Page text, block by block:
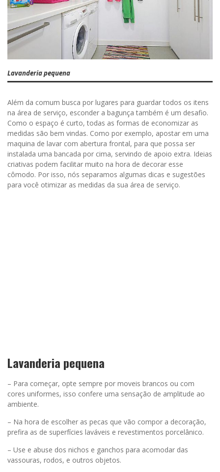
Lavanderia pequena
Além da comum busca por lugares para guardar todos os itens
na área de serviço, esconder a bagunça também é um desafio.
Como o espaço é curto, todas as formas de economizar as
medidas são bem vindas. Como por exemplo, apostar em uma
maquina de lavar com abertura frontal, para que possa ser
instalada uma bancada por cima, servindo de apoio extra. Ideias
criativas podem facilitar muito na hora de decorar esse
cômodo. Por isso, nós separamos algumas dicas e sugestões
para você otimizar as medidas da sua área de serviço.
Lavanderia pequena
– Para começar, opte sempre por moveis brancos ou com
cores uniformes, isso confere uma sensação de amplitude ao
ambiente.
– Na hora de escolher as pecas que vão compor a decoração,
prefira as de superfícies laváveis e revestimentos porcelânico.
– Use e abuse dos nichos e ganchos para acomodar das
vassouras, rodos, e outros objetos.